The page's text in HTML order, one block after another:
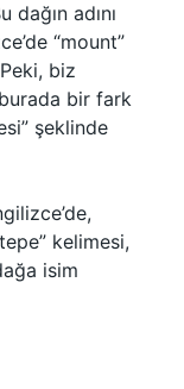
adını
“mount”
biz
bir fark
şeklinde
kelimesi,
isim